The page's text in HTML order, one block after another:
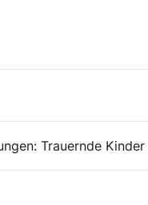
Trauernde Kinder